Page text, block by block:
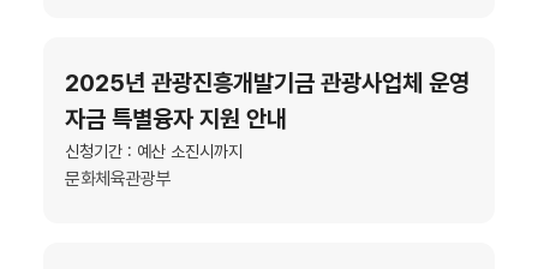
2025년 관광진흥개발기금 관광사업체 운영
자금 특별융자 지원 안내
신청기간 : 예산 소진시까지
문화체육관광부